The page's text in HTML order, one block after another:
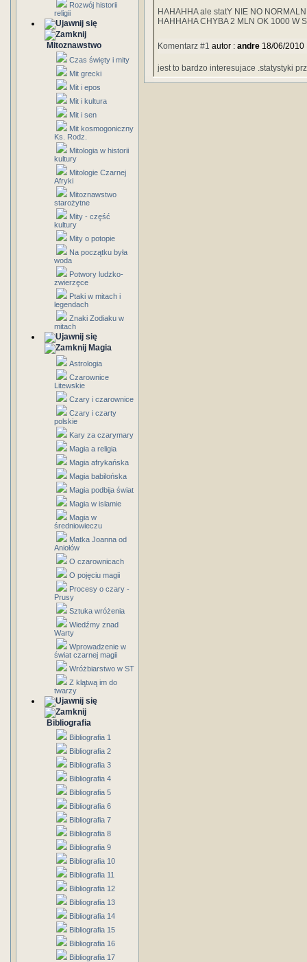
Rozwój historii
religii
Mitoznawstwo
Czas święty i mity
Mit grecki
Mit i epos
Mit i kultura
Mit i sen
Mit kosmogoniczny
Ks. Rodz.
Mitologia w historii
kultury
Mitologie Czarnej
Afryki
Mitoznawstwo
starożytne
Mity - część
kultury
Mity o potopie
Na początku była
woda
Potwory ludzko-
zwierzęce
Ptaki w mitach i
legendach
Znaki Zodiaku w
mitach
Magia
Astrologia
Czarownice
Litewskie
Czary i czarownice
Czary i czarty
polskie
Kary za czarymary
Magia a religia
Magia afrykańska
Magia babilońska
Magia podbija świat
Magia w islamie
Magia w
średniowieczu
Matka Joanna od
Aniołów
O czarownicach
O pojęciu magii
Procesy o czary -
Prusy
Sztuka wróżenia
Wiedźmy znad
Warty
Wprowadzenie w
świat czarnej magii
Wróżbiarstwo w ST
Z klątwą im do
twarzy
Bibliografia
Bibliografia 1
Bibliografia 2
Bibliografia 3
Bibliografia 4
Bibliografia 5
Bibliografia 6
Bibliografia 7
Bibliografia 8
Bibliografia 9
Bibliografia 10
Bibliografia 11
Bibliografia 12
Bibliografia 13
Bibliografia 14
Bibliografia 15
Bibliografia 16
Bibliografia 17
HAHAHHA ale statY NIE NO
HAHHAHA CHYBA 2 MLN OK 1000 W
Komentarz #1 autor : andre 18/06/2010
jest to bardzo interesujace .statystyki